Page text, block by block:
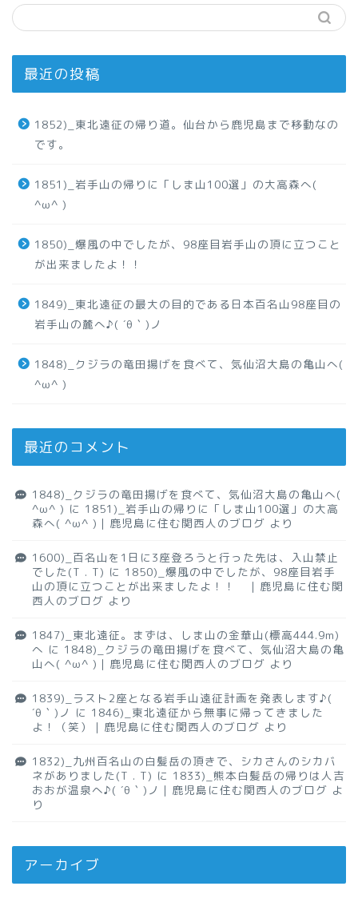
最近の投稿
1852)_東北遠征の帰り道。仙台から鹿児島まで移動なの
です。
1851)_岩手山の帰りに「しま山100選」の大高森へ(
^ω^ )
1850)_爆風の中でしたが、98座目岩手山の頂に立つこと
が出来ましたよ！！
1849)_東北遠征の最大の目的である日本百名山98座目の
岩手山の麓へ♪( ´θ｀)ノ
1848)_クジラの竜田揚げを食べて、気仙沼大島の亀山へ(
^ω^ )
最近のコメント
1848)_クジラの竜田揚げを食べて、気仙沼大島の亀山へ(
^ω^ ) に 1851)_岩手山の帰りに「しま山100選」の大高
森へ( ^ω^ )｜鹿児島に住む関西人のブログ より
1600)_百名山を1日に3座登ろうと行った先は、入山禁止
でした(T . T) に 1850)_爆風の中でしたが、98座目岩手
山の頂に立つことが出来ましたよ！！ ｜鹿児島に住む関
西人のブログ より
1847)_東北遠征。まずは、しま山の金華山(標高444.9m)
へ に 1848)_クジラの竜田揚げを食べて、気仙沼大島の亀
山へ( ^ω^ )｜鹿児島に住む関西人のブログ より
1839)_ラスト2座となる岩手山遠征計画を発表します♪(
´θ｀)ノ に 1846)_東北遠征から無事に帰ってきました
よ！（笑）｜鹿児島に住む関西人のブログ より
1832)_九州百名山の白髪岳の頂きで、シカさんのシカバ
ネがありました(T . T) に 1833)_熊本白髪岳の帰りは人吉
おおが温泉へ♪( ´θ｀)ノ｜鹿児島に住む関西人のブログ よ
り
アーカイブ